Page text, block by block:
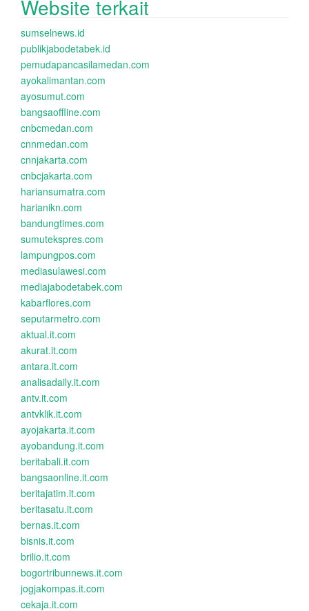
Website terkait
sumselnews.id
publikjabodetabek.id
pemudapancasilamedan.com
ayokalimantan.com
ayosumut.com
bangsaoffline.com
cnbcmedan.com
cnnmedan.com
cnnjakarta.com
cnbcjakarta.com
hariansumatra.com
harianikn.com
bandungtimes.com
sumutekspres.com
lampungpos.com
mediasulawesi.com
mediajabodetabek.com
kabarflores.com
seputarmetro.com
aktual.it.com
akurat.it.com
antara.it.com
analisadaily.it.com
antv.it.com
antvklik.it.com
ayojakarta.it.com
ayobandung.it.com
beritabali.it.com
bangsaonline.it.com
beritajatim.it.com
beritasatu.it.com
bernas.it.com
bisnis.it.com
brilio.it.com
bogortribunnews.it.com
jogjakompas.it.com
cekaja.it.com